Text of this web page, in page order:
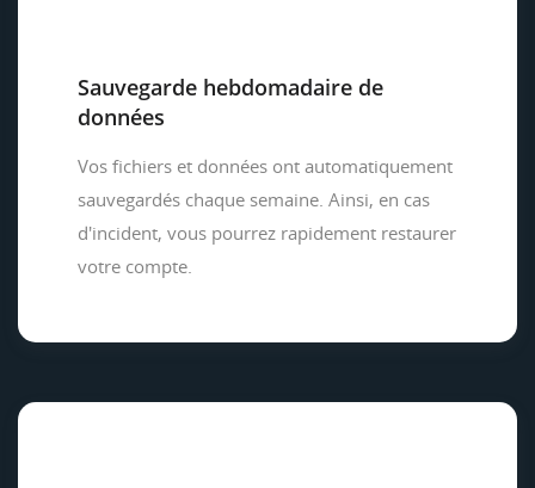
Sauvegarde hebdomadaire de
données
Vos fichiers et données ont automatiquement
sauvegardés chaque semaine. Ainsi, en cas
d'incident, vous pourrez rapidement restaurer
votre compte.